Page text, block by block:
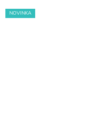
NOVINKA